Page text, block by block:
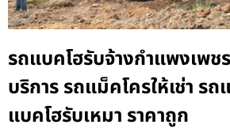
รถแบคโฮรับจ้างกำแพงเพ
บริการ รถแม็คโครให้เช่า รถ
แบคโฮรับเหมา ราคาถูก